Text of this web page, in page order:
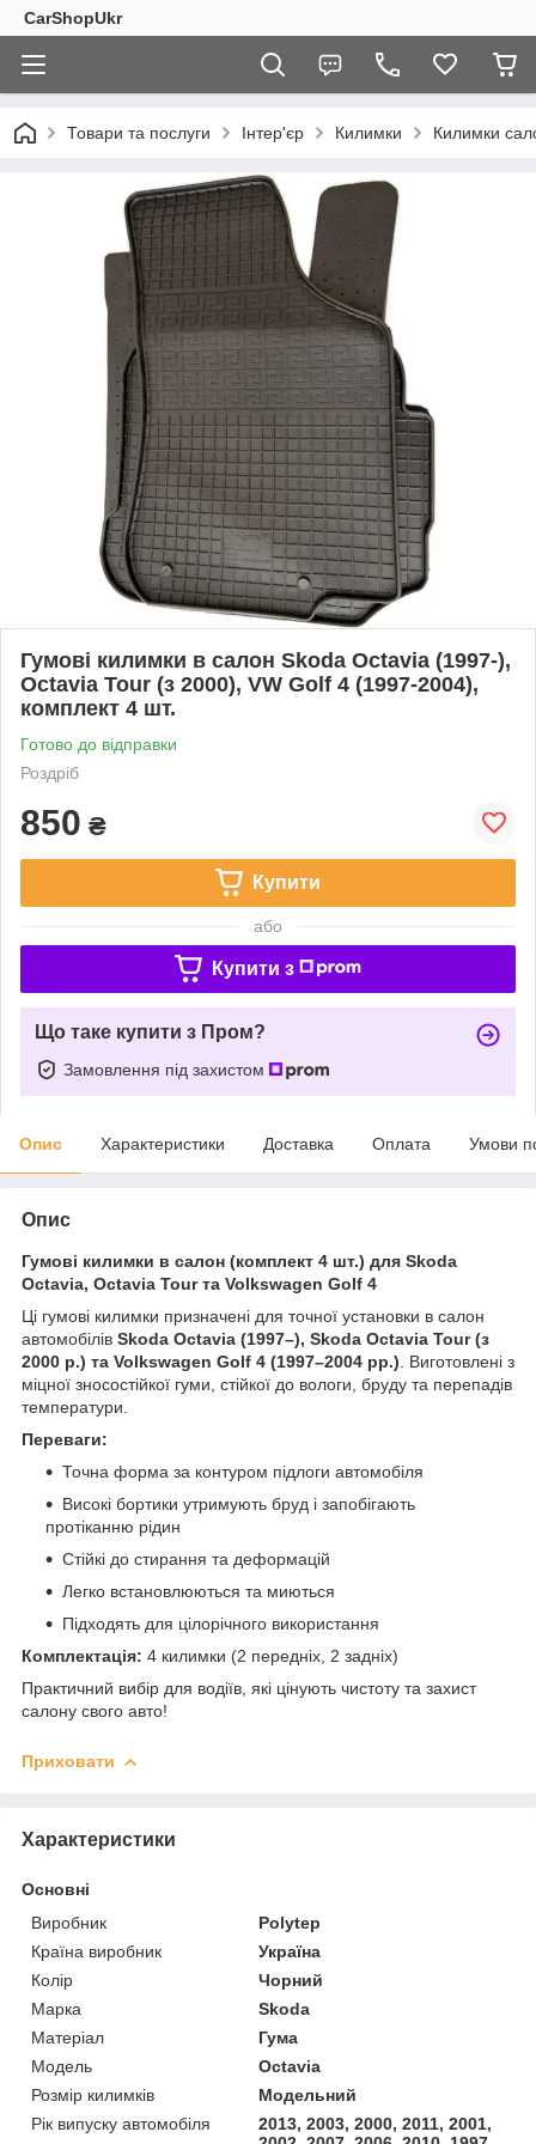
CarShopUkr
Товари та послуги Інтер'єр Килимки Килимки
Гумові килимки в салон Skoda Octavia (1997-),
Octavia Tour (з 2000), VW Golf 4 (1997-2004),
комплект 4 шт.
Готово до відправки
Роздріб
850 ₴
Купити
або
Купити з
Що таке купити з Пром?
Замовлення під захистом
Опис Характеристики Доставка Оплата Умови
Опис
Гумові килимки в салон (комплект 4 шт.) для Skoda
Octavia, Octavia Tour та Volkswagen Golf 4
Ці гумові килимки призначені для точної установки в салон
автомобілів Skoda Octavia (1997–), Skoda Octavia Tour (з
2000 р.) та Volkswagen Golf 4 (1997–2004 рр.) . Виготовлені з
міцної зносостійкої гуми, стійкої до вологи, бруду та перепадів
температури.
Переваги:
Точна форма за контуром підлоги автомобіля
Високі бортики утримують бруд і запобігають
протіканню рідин
Стійкі до стирання та деформацій
Легко встановлюються та миються
Підходять для цілорічного використання
Комплектація: 4 килимки (2 передніх, 2 задніх)
Практичний вибір для водіїв, які цінують чистоту та захист
салону свого авто!
Приховати
Характеристики
Основні
Виробник
Polytep
Країна виробник
Україна
Колір
Чорний
Марка
Skoda
Матеріал
Гума
Модель
Octavia
Розмір килимків
Модельний
Рік випуску автомобіля
2013, 2003, 2000, 2011, 2001,